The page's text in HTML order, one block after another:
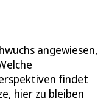
angewiesen,
findet
hier zu bleiben